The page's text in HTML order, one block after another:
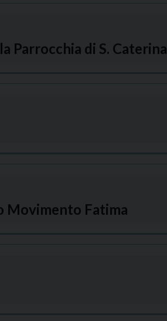
Parrocchia di S. Caterina
Movimento Fatima